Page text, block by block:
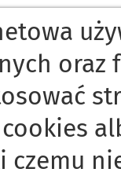
czemu